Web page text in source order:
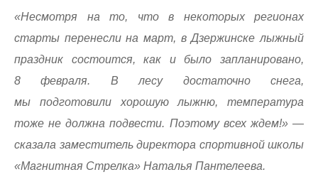
«Несмотря на то, что в некоторых регионах
старты перенесли на март, в Дзержинске лыжный
праздник состоится, как и было запланировано,
8 февраля. В лесу достаточно снега,
мы подготовили хорошую лыжню, температура
тоже не должна подвести. Поэтому всех ждем!» —
сказала заместитель директора спортивной школы
«Магнитная Стрелка» Наталья Пантелеева.